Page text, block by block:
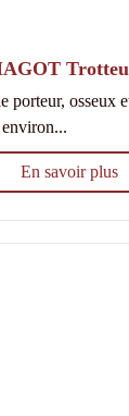
porteur, osseux
En savoir plus